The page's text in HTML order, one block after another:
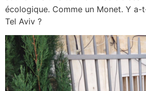
écologique. Comme un Monet. Y a-
Tel Aviv ?